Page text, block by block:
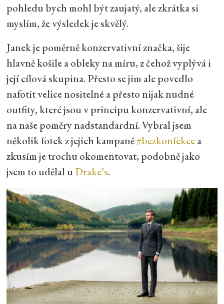
pohledu bych mohl být zaujatý, ale zkrátka si
myslím, že výsledek je skvělý.
Janek je poměrně konzervativní značka, šije
hlavně košile a obleky na míru, z čehož vyplývá i
její cílová skupina. Přesto se jim ale povedlo
nafotit velice nositelné a přesto nijak nudné
outfity, které jsou v principu konzervativní, ale
na naše poměry nadstandardní. Vybral jsem
několik fotek z jejich kampaně#bezkonfekcea
zkusím je trochu okomentovat, podobně jako
jsem to udělal uDrake’s.